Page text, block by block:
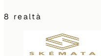
8 realtà